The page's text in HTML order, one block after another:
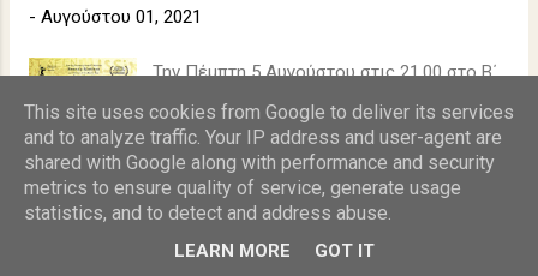
- Αυγούστου 01, 2021
Την Πέμπτη 5 Αυγούστου στις 21.00 στο Β΄
Γυμνάσιο από το Cine Δράση
Δημοσίευση σχολίου ΔΙΑΒΆΣΤΕ ΠΕΡΙΣΣΌΤΕΡΑ »
This site uses cookies from Google to deliver its services
and to analyze traffic. Your IP address and user-agent are
shared with Google along with performance and security
metrics to ensure quality of service, generate usage
statistics, and to detect and address abuse.
LEARN MORE GOT IT